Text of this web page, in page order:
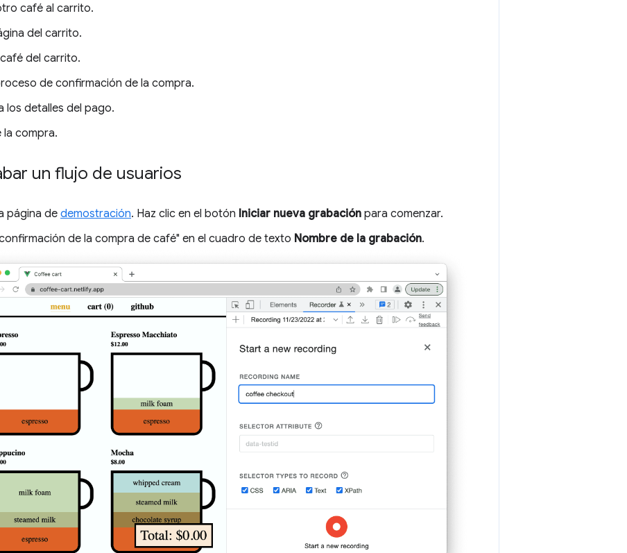
café al carrito.
del carrito.
del carrito.
de confirmación de la compra.
los detalles del pago.
la compra.
un flujo de usuarios
página de demostración. Haz clic en el botón Iniciar nueva grabación para comenzar.
de la compra de café" en el cuadro de texto Nombre de la grabación.